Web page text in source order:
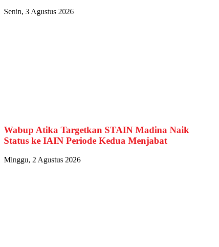
Senin, 3 Agustus 2026
Wabup Atika Targetkan STAIN Madina Naik
Status ke IAIN Periode Kedua Menjabat
Minggu, 2 Agustus 2026